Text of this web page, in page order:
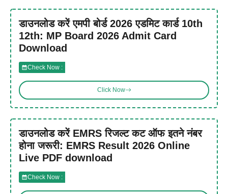
डाउनलोड करें एमपी बोर्ड 2026 एडमिट कार्ड 10th
12th: MP Board 2026 Admit Card
Download
Check Now :
Click Now
डाउनलोड करें EMRS रिजल्ट कट ऑफ इतने नंबर
होना जरूरी: EMRS Result 2026 Online
Live PDF download
Check Now :